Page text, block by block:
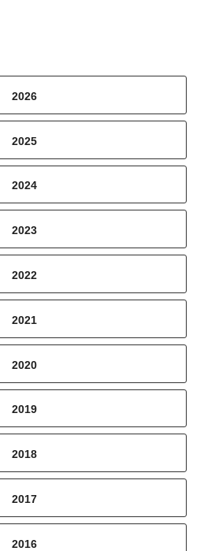
2026
2025
2024
2023
2022
2021
2020
2019
2018
2017
2016